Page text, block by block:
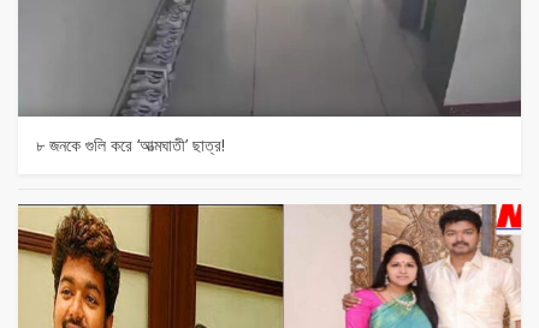
৮ জনকে গুলি করে ‘আত্মঘাতী’ ছাত্র!